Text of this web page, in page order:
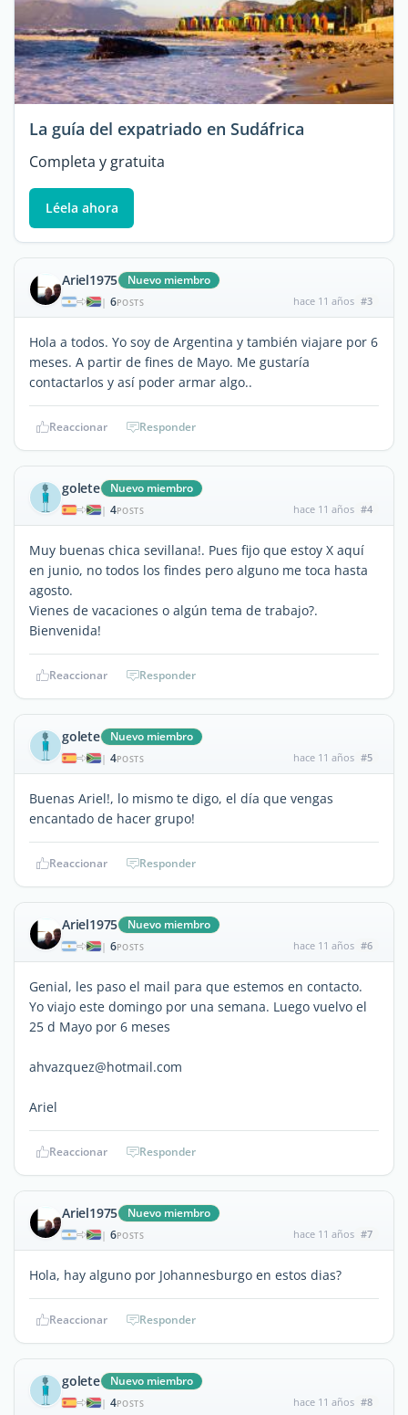
La guía del expatriado en Sudáfrica
Completa y gratuita
Léela ahora
Ariel1975 Nuevo miembro
| 6POSTS hace 11 años #3
Hola a todos. Yo soy de Argentina y también viajare por 6
meses. A partir de fines de Mayo. Me gustaría
contactarlos y así poder armar algo..
Reaccionar Responder
golete Nuevo miembro
| 4POSTS hace 11 años #4
Muy buenas chica sevillana!. Pues fijo que estoy X aquí
en junio, no todos los findes pero alguno me toca hasta
agosto.
Vienes de vacaciones o algún tema de trabajo?.
Bienvenida!
Reaccionar Responder
golete Nuevo miembro
| 4POSTS hace 11 años #5
Buenas Ariel!, lo mismo te digo, el día que vengas
encantado de hacer grupo!
Reaccionar Responder
Ariel1975 Nuevo miembro
| 6POSTS hace 11 años #6
Genial, les paso el mail para que estemos en contacto.
Yo viajo este domingo por una semana. Luego vuelvo el
25 d Mayo por 6 meses
ahvazquez@hotmail.com
Ariel
Reaccionar Responder
Ariel1975 Nuevo miembro
| 6POSTS hace 11 años #7
Hola, hay alguno por Johannesburgo en estos dias?
Reaccionar Responder
golete Nuevo miembro
| 4POSTS hace 11 años #8